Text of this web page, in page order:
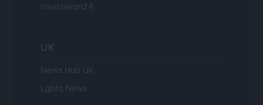
Investieren24
UK
News Hub UK
Lgbtq News